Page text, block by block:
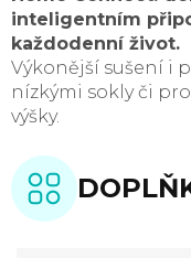
inteligentním
každodenní život.
Výkonější sušení i
nízkými sokly či
výšky.